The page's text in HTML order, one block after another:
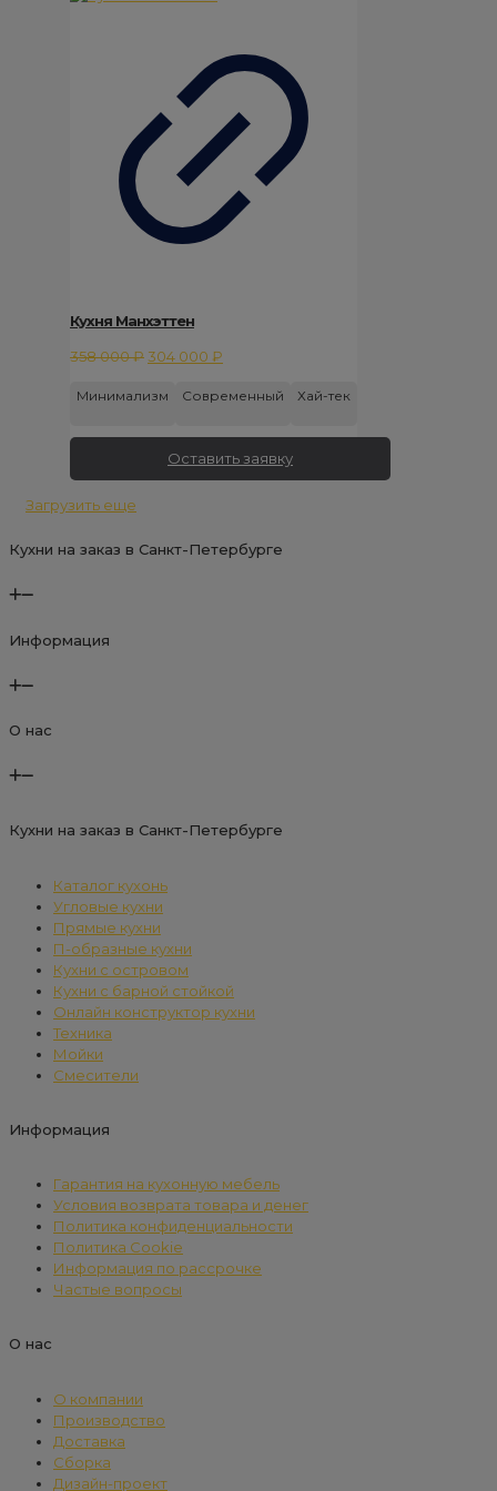
Кухня Манхэттен
358 000₽ Первоначальная
составляла
000 ₽.
304 000 ₽
304
Минимализм Современный Хай-тек
Оставить заявку
Загрузить еще
Кухни на заказ в Санкт-Петербурге
Информация
О нас
Кухни на заказ в Санкт-Петербурге
Каталог кухонь
Угловые кухни
Прямые кухни
П-образные кухни
Кухни с островом
Кухни с барной стойкой
Онлайн конструктор кухни
Техника
Мойки
Смесители
Информация
Гарантия на кухонную мебель
Условия возврата товара и денег
Политика конфиденциальности
Политика Cookie
Информация по рассрочке
Частые вопросы
О нас
О компании
Производство
Доставка
Сборка
Дизайн-проект